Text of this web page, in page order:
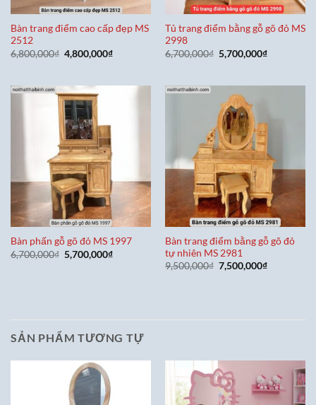
Bàn trang điểm cao cấp đẹp MS
2512
6,800,000₫ Giá
gốc
4,800,000₫Giá
4,800,000₫.
Tủ trang điểm bằng gỗ gõ đỏ MS
2998
6,700,000₫ Giá
gốc
5,700,000₫Giá
Bàn phấn gỗ gõ đỏ MS 1997
6,700,000₫ Giá
gốc
5,700,000₫Giá
Bàn trang điểm bằng gỗ gõ đỏ
tự nhiên MS 2981
9,500,000₫ Giá
gốc
7,500,000₫Giá
SẢN PHẨM TƯƠNG TỰ